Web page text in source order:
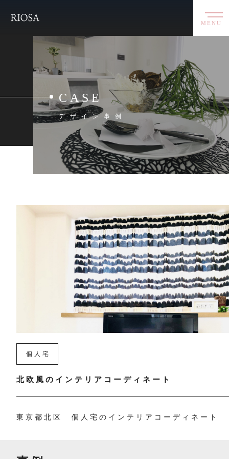
MENU
CASE
デザイン事例
個人宅
北欧風のインテリアコーディネート
東京都北区 個人宅のインテリアコーディネート